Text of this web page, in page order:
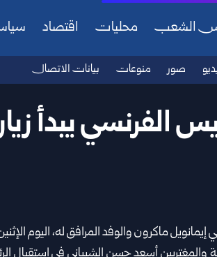
الشعب محليات اقتصاد
صور منوعات بيانات الاتصال
الفرنسي يبدأ
إيمانويل ماكرونوالوفد المرافق له، ‏اليوم